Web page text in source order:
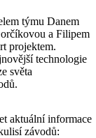
týmu Danem
a Filipem
projektem.
technologie
světa
aktuální informace
závodů: